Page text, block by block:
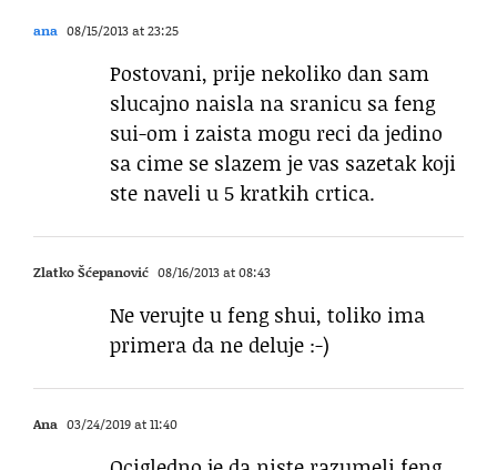
ana 08/15/2013 at 23:25
Postovani, prije nekoliko dan sam
slucajno naisla na sranicu sa feng
sui-om i zaista mogu reci da jedino
sa cime se slazem je vas sazetak koji
ste naveli u 5 kratkih crtica.
Zlatko Šćepanović 08/16/2013 at 08:43
Ne verujte u feng shui, toliko ima
primera da ne deluje :-)
Ana 03/24/2019 at 11:40